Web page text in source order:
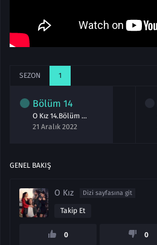
SEZON 1
Bölüm 14
O Kız 14.Bölüm izle Full
21 Aralık 2022
GENEL BAKIŞ
O Kız Dizi sayfasına git
Takip Et
0 0